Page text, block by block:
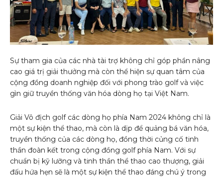
Sự tham gia của các nhà tài trợ không chỉ góp phần nâng
cao giá trị giải thưởng mà còn thể hiện sự quan tâm của
cộng đồng doanh nghiệp đối với phong trào golf và việc
gìn giữ truyền thống văn hóa dòng họ tại Việt Nam.
Giải Vô địch golf các dòng họ phía Nam 2024 không chỉ là
một sự kiện thể thao, mà còn là dịp để quảng bá văn hóa,
truyền thống của các dòng họ, đồng thời củng cố tinh
thần đoàn kết trong cộng đồng golf phía Nam. Với sự
chuẩn bị kỹ lưỡng và tinh thần thể thao cao thượng, giải
đấu hứa hẹn sẽ là một sự kiện thể thao đáng chú ý trong